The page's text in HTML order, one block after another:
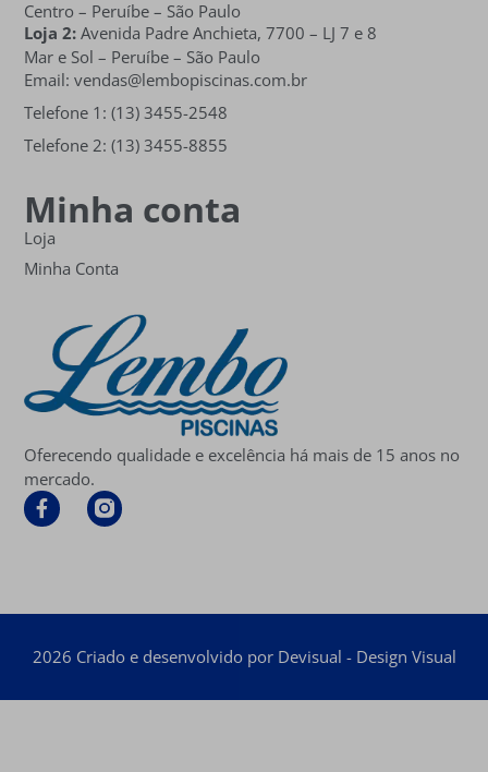
Oferecendo qualidade e excelência há mais de 15 anos no
mercado.
Minha conta
Loja
Minha Conta
Centro – Peruíbe – São Paulo
Loja 2: Avenida Padre Anchieta,7700 – LJ 7 e 8
Mar e Sol – Peruíbe – São Paulo
Email: vendas@lembopiscinas.com.br
Telefone 1: (13) 3455-2548
Telefone 2: (13) 3455-8855
2026 Criado e desenvolvido por Devisual - Design Visual